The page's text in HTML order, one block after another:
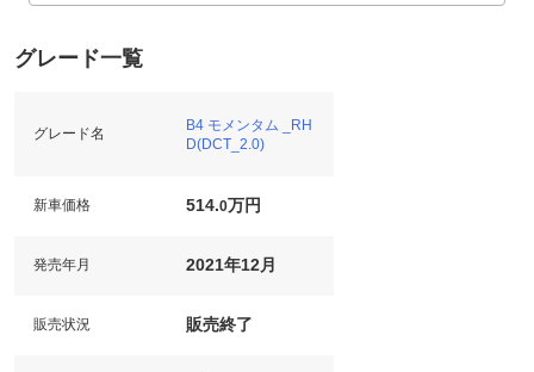
グレード一覧
グレード名
B4 モメンタム _RH
D(DCT_2.0)
新車価格 514.0万円
発売年月 2021年12月
販売状況 販売終了